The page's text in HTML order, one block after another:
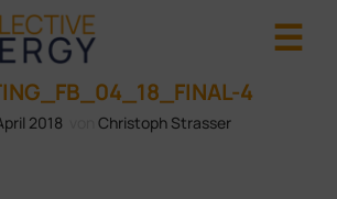
4
2018
Christoph Strasser